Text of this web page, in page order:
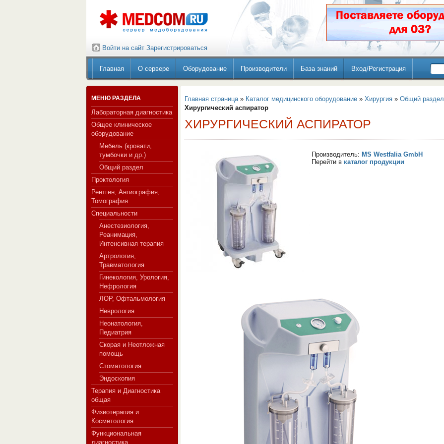
СЕРВЕР МЕДИЦИНСКОГО
Войти на сайт Зарегистрироваться
Главная О сервере Оборудование Производители База знаний Вход/Регистрация
МЕНЮ РАЗДЕЛА
Лабораторная диагностика
Общее клиническое
оборудование
Мебель (кровати,
тумбочки и др.)
Общий раздел
Проктология
Рентген, Ангиография,
Томография
Специальности
Анестезиология,
Реанимация,
Интенсивная терапия
Артрология,
Травматология
Гинекология, Урология,
Нефрология
ЛОР, Офтальмология
Неврология
Неонатология,
Педиатрия
Скорая и Неотложная
помощь
Стоматология
Эндоскопия
Терапия и Диагностика
общая
Физиотерапия и
Косметология
Функциональная
диагностика
Главная страница» Каталог медицинского оборудование » Хирургия » Общий раздел
Хирургический аспиратор
ХИРУРГИЧЕСКИЙ АСПИРАТОР
Производитель: MS Westfalia GmbH
Перейти в каталог продукции